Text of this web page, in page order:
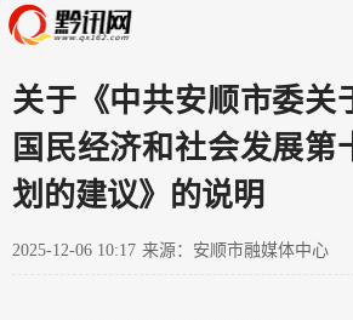
关于《中共安顺市委关
国民经济和社会发展第
划的建议》的说明
2025-12-06 10:17 来源：安顺市融媒体中心